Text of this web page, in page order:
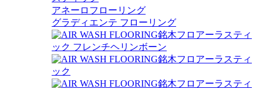
アネーロフローリング
グラディエンテ フローリング
銘木フロアーラスティ
ック フレンチヘリンボーン
銘木フロアーラスティ
ック
銘木フロアーラスティ